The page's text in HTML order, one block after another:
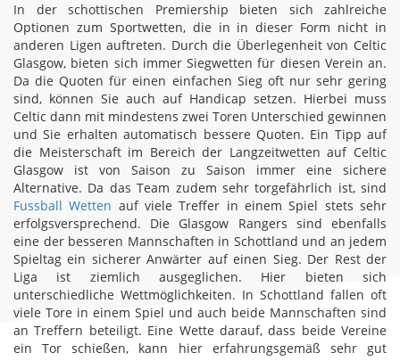
In der schottischen Premiership bieten sich zahlreiche
Optionen zum Sportwetten, die in in dieser Form nicht in
anderen Ligen auftreten. Durch die Überlegenheit von Celtic
Glasgow, bieten sich immer Siegwetten für diesen Verein an.
Da die Quoten für einen einfachen Sieg oft nur sehr gering
sind, können Sie auch auf Handicap setzen. Hierbei muss
Celtic dann mit mindestens zwei Toren Unterschied gewinnen
und Sie erhalten automatisch bessere Quoten. Ein Tipp auf
die Meisterschaft im Bereich der Langzeitwetten auf Celtic
Glasgow ist von Saison zu Saison immer eine sichere
Alternative. Da das Team zudem sehr torgefährlich ist, sind
Fussball Wetten auf viele Treffer in einem Spiel stets sehr
erfolgsversprechend. Die Glasgow Rangers sind ebenfalls
eine der besseren Mannschaften in Schottland und an jedem
Spieltag ein sicherer Anwärter auf einen Sieg. Der Rest der
Liga ist ziemlich ausgeglichen. Hier bieten sich
unterschiedliche Wettmöglichkeiten. In Schottland fallen oft
viele Tore in einem Spiel und auch beide Mannschaften sind
an Treffern beteiligt. Eine Wette darauf, dass beide Vereine
ein Tor schießen, kann hier erfahrungsgemäß sehr gut